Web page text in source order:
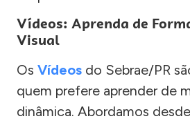
Vídeos: Aprenda de
Visual
Os Vídeos do Sebrae/PR
quem prefere aprender de
dinâmica. Abordamos